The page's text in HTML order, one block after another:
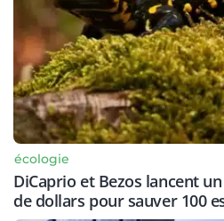
écologie
DiCaprio et Bezos lancent
de dollars pour sauver 100